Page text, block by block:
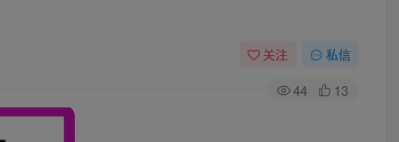
关注 私信
44 13